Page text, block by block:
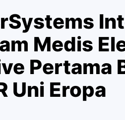
Medis
Pertama
Uni Eropa